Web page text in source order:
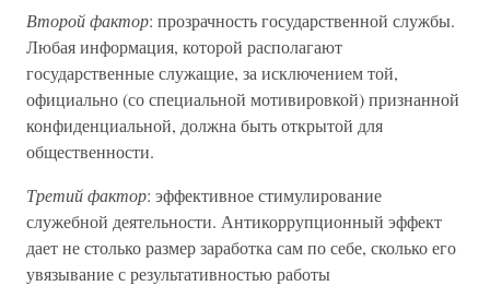
Второй фактор: прозрачность государственной службы.
Любая информация, которой располагают
государственные служащие, за исключением той,
официально (со специальной мотивировкой) признанной
конфиденциальной, должна быть открытой для
общественности.
Третий фактор: эффективное стимулирование
служебной деятельности. Антикоррупционный эффект
дает не столько размер заработка сам по себе, сколько его
увязывание с результативностью работы